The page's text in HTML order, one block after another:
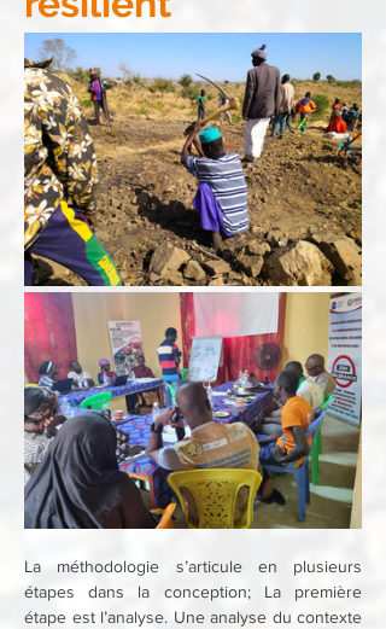
La méthodologie s’articule en plusieurs
étapes dans la conception; La première
étape est l’analyse. Une analyse du contexte